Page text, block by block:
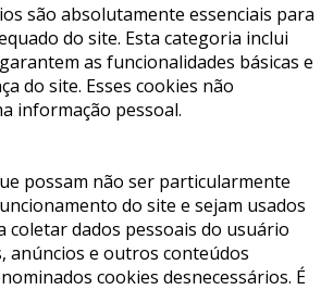
são absolutamente essenciais para
do site. Esta categoria inclui
as funcionalidades básicas e
do site. Esses cookies não
informação pessoal.
possam não ser particularmente
do site e sejam usados
coletar dados pessoais do usuário
anúncios e outros conteúdos
cookies desnecessários. É